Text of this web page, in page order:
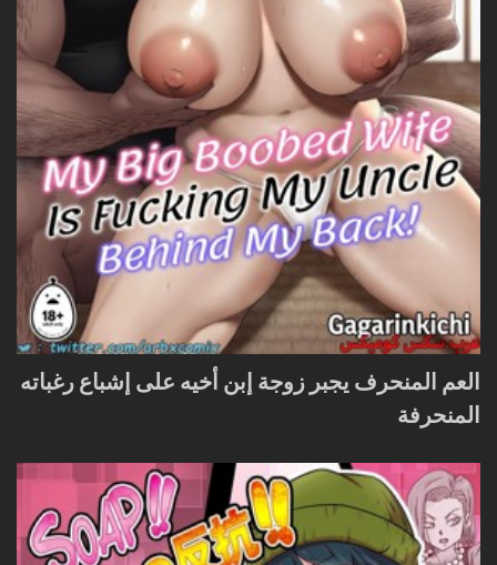
العم المنحرف يجبر زوجة إبن أخيه على إشباع رغباته
المنحرفة